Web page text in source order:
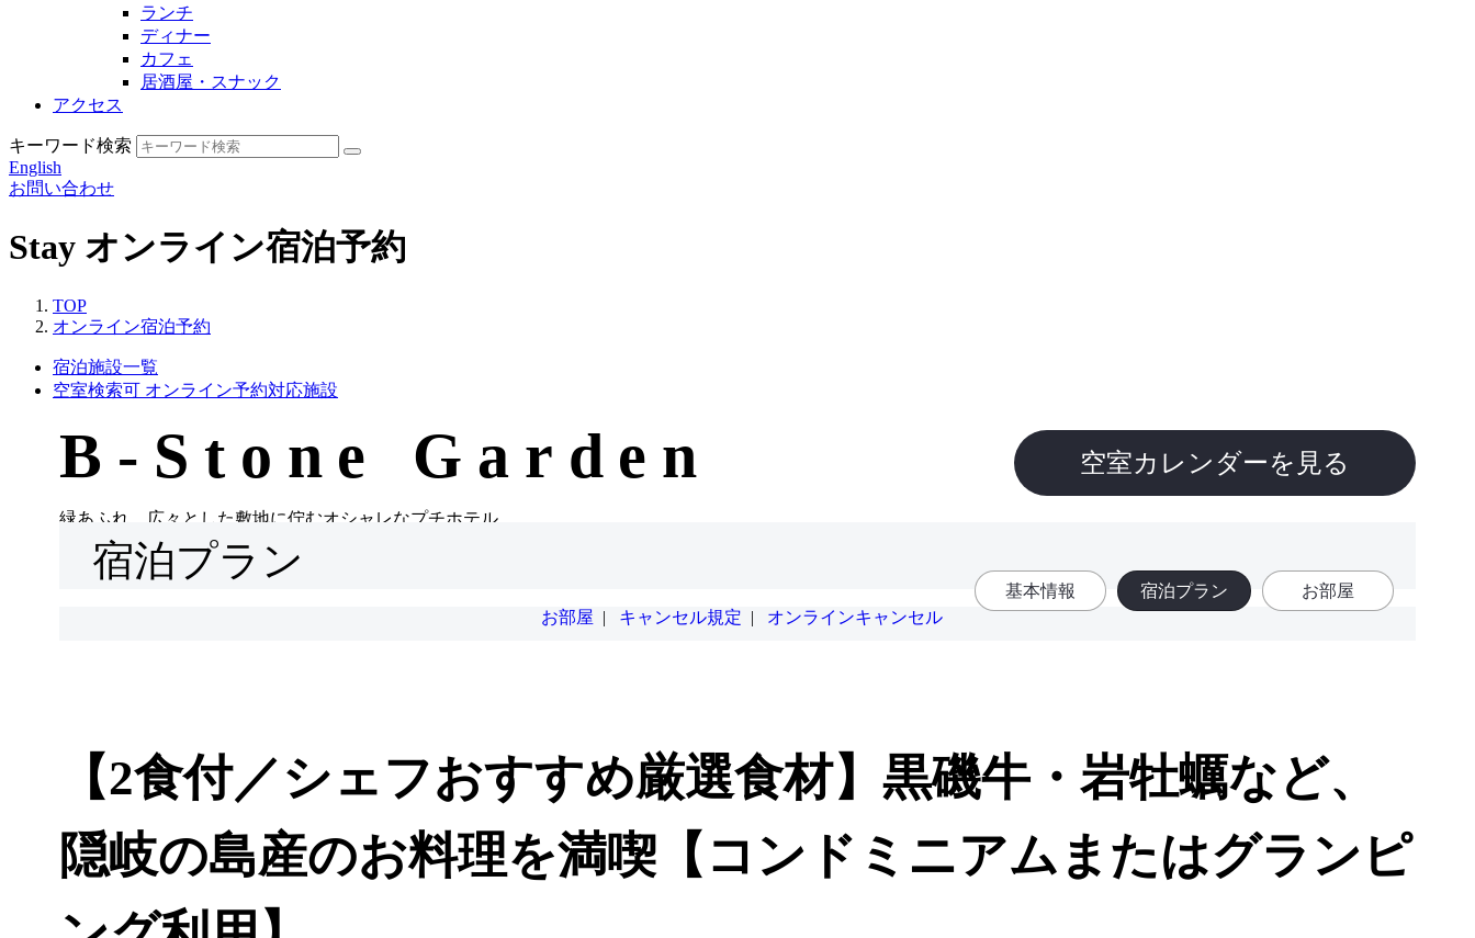
ランチ
ディナー
カフェ
居酒屋・スナック
アクセス
キーワード検索
English
お問い合わせ
Stay オンライン宿泊予約
TOP
オンライン宿泊予約
宿泊施設一覧
空室検索可 オンライン予約対応施設
B-Stone Garden
緑あふれ、広々とした敷地に佇むオシャレなプチホテル。
基本情報 宿泊プラン お部屋
宿泊プラン
空室カレンダーを見る
お部屋 | キャンセル規定 | オンラインキャンセル
【2食付／シェフおすすめ厳選食材】黒磯牛・岩牡蠣など、
隠岐の島産のお料理を満喫【コンドミニアムまたはグランピ